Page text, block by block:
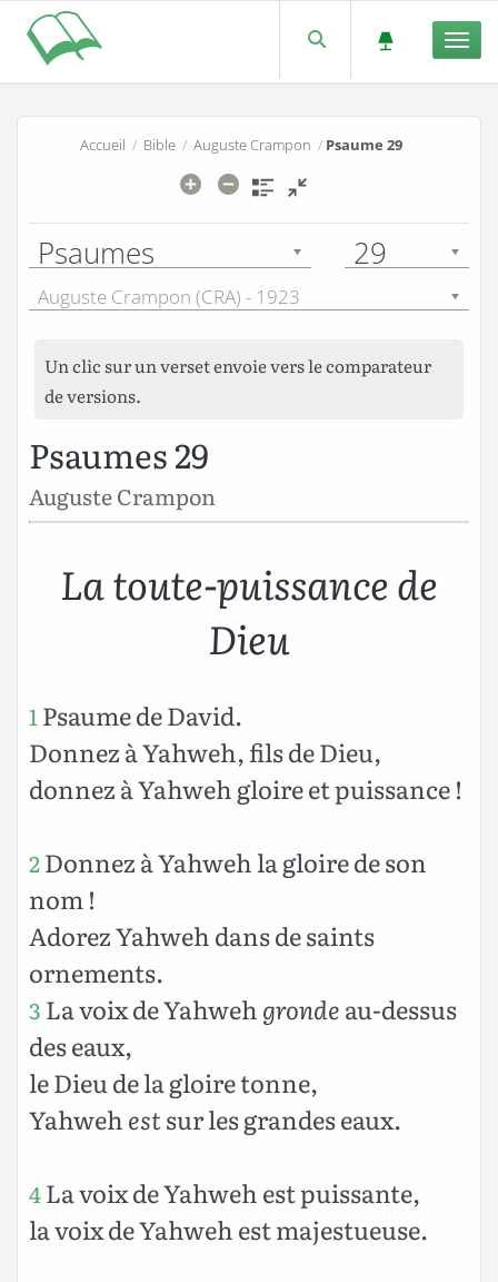
Accueil / Bible /Auguste Crampon / Psaume 29
Psaumes 29
Auguste Crampon (CRA) - 1923
Un clic sur un verset envoie vers le comparateur
de versions.
Psaumes 29
Auguste Crampon
La toute-puissance de
Dieu
1 Psaume de David.
Donnez à Yahweh, fils de Dieu,
donnez à Yahweh gloire et puissance !
2Donnez à Yahweh la gloire de son
nom !
Adorez Yahweh dans de saints
ornements.
3 La voix de Yahwehgrondeau-dessus
des eaux,
le Dieu de la gloire tonne,
Yahwehestsur les grandes eaux.
4La voix de Yahweh est puissante,
la voix de Yahweh est majestueuse.